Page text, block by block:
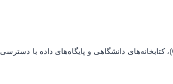
استفاده از منابع رایگان مانند مقالات دسترسی آزاد (Open Access)، کتابخانه‌های دانشگاهی و پایگاه‌های داده با دسترسی